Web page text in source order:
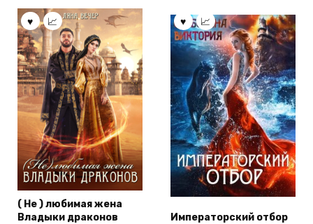
( Не ) любимая жена
Владыки драконов
Императорский отбор